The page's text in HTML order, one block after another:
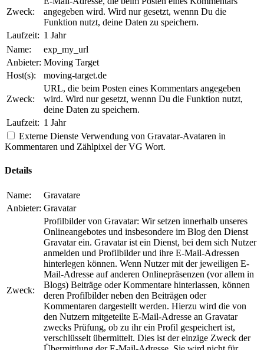
Zweck:
angegeben wird. Wird nur gesetzt, wennn Du die
Funktion nutzt, deine Daten zu speichern.
Laufzeit: 1 Jahr
Name:
exp_my_url
Anbieter: Moving Target
Host(s):
moving-target.de
Zweck:
URL, die beim Posten eines Kommentars angegeben
wird. Wird nur gesetzt, wennn Du die Funktion nutzt,
deine Daten zu speichern.
Laufzeit: 1 Jahr
Externe Dienste Verwendung von Gravatar-Avataren in
Kommentaren und Zählpixel der VG Wort.
Details
Name:
Gravatare
Anbieter: Gravatar
Zweck:
Profilbilder von Gravatar: Wir setzen innerhalb unseres
Onlineangebotes und insbesondere im Blog den Dienst
Gravatar ein. Gravatar ist ein Dienst, bei dem sich Nutzer
anmelden und Profilbilder und ihre E-Mail-Adressen
hinterlegen können. Wenn Nutzer mit der jeweiligen E-
Mail-Adresse auf anderen Onlinepräsenzen (vor allem in
Blogs) Beiträge oder Kommentare hinterlassen, können
deren Profilbilder neben den Beiträgen oder
Kommentaren dargestellt werden. Hierzu wird die von
den Nutzern mitgeteilte E-Mail-Adresse an Gravatar
zwecks Prüfung, ob zu ihr ein Profil gespeichert ist,
verschlüsselt übermittelt. Dies ist der einzige Zweck der